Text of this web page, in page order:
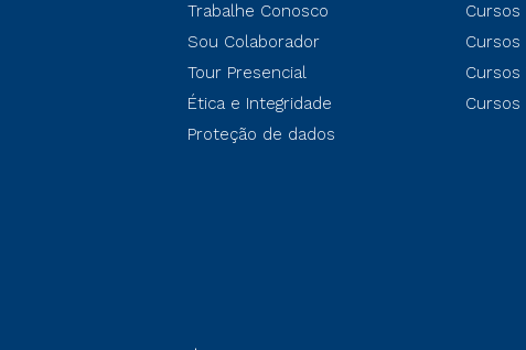
Trabalhe Conosco
Sou Colaborador
Tour Presencial
Ética e Integridade
Proteção de dados
Cursos
Cursos
Cursos
Cursos